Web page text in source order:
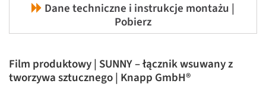
Dane techniczne i instrukcje montażu |
Pobierz
Film produktowy | SUNNY – łącznik wsuwany z
tworzywa sztucznego | Knapp GmbH®